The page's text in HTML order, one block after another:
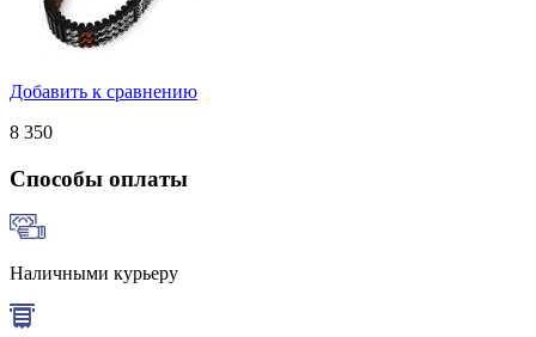
Добавить к сравнению
8 350
Способы оплаты
Наличными курьеру